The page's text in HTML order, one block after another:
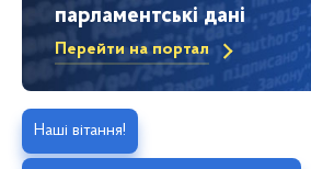
парламентські дані
Перейти на портал
Наші вітання!